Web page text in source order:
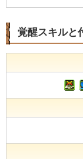
覚醒スキルと